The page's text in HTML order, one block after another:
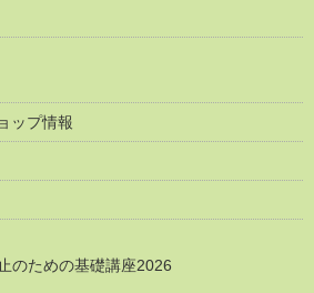
ップ情報
のための基礎講座2026